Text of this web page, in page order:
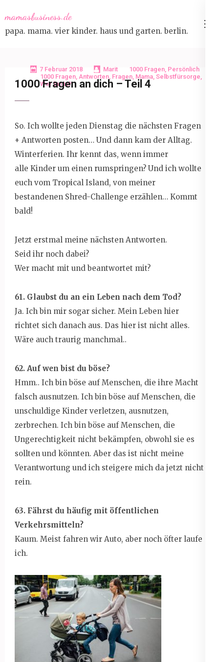
to
content
mamasbusiness.de
papa. mama. vier kinder. haus und garten. berlin.
7 Februar 2018 Marit 1000 Fragen, Persönlich
1000 Fragen, Antworten, Fragen, Mama, Selbstfürsorge,
Wer bin ich
1000 Fragen an dich – Teil 4
So. Ich wollte jeden Dienstag die nächsten Fragen
+ Antworten posten… Und dann kam der Alltag.
Winterferien. Ihr kennt das, wenn immer
alle Kinder um einen rumspringen? Und ich wollte
euch vom Tropical Island, von meiner
bestandenen Shred-Challenge erzählen… Kommt
bald!
Jetzt erstmal meine nächsten Antworten.
Seid ihr noch dabei?
Wer macht mit und beantwortet mit?
61. Glaubst du an ein Leben nach dem Tod?
Ja. Ich bin mir sogar sicher. Mein Leben hier
richtet sich danach aus. Das hier ist nicht alles.
Wäre auch traurig manchmal..
62. Auf wen bist du böse?
Hmm.. Ich bin böse auf Menschen, die ihre Macht
falsch ausnutzen. Ich bin böse auf Menschen, die
unschuldige Kinder verletzen, ausnutzen,
zerbrechen. Ich bin böse auf Menschen, die
Ungerechtigkeit nicht bekämpfen, obwohl sie es
sollten und könnten. Aber das ist nicht meine
Verantwortung und ich steigere mich da jetzt nicht
rein.
63. Fährst du häufig mit öffentlichen
Verkehrsmitteln?
Kaum. Meist fahren wir Auto, aber noch öfter laufe
ich.